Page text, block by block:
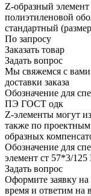
Z-образный
полиэтиленовой
стандартный
По запросу
Заказать товар
Задать вопрос
Мы свяжемся с
доставки заказа
Обозначение для
ПЭ ГОСТ одк
Z-элементы могут
также по проектным
образных
Обозначение для
элемент ст 57*3/
Задать вопрос
Оформите заявку
время и ответим на